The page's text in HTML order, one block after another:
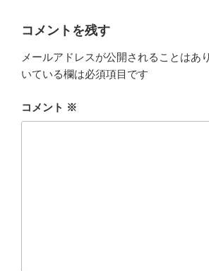
コメントを残す
メールアドレスが公開されることはあ
いている欄は必須項目です
コメント ※